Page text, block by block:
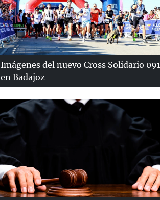
Imágenes del nuevo Cross Solidario 091
en Badajoz